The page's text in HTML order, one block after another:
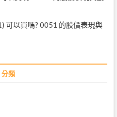
可以買嗎? 0051 的股價表現與
分類